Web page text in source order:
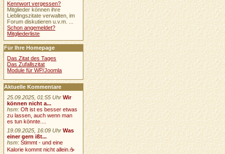
Kennwort vergessen?
Mitglieder können ihre
Lieblingszitate verwalten, im
Forum diskutieren u.v.m. ...
Schon angemeldet?
Mitgliederliste
Für Ihre Homepage
Das Zitat des Tages
Das Zufallszitat
Module für WP/Joomla
Aktuelle Kommentare
25.09.2025, 01:55 Uhr Wir
können nicht a...
hsm:Oft ist es besser etwas
zu lassen, auch wenn man
es tun könnte....
19.09.2025, 16:09 Uhr Was
einer gern ißt...
hsm:Stimmt - und eine
Kalorie kommt nicht allein.☕